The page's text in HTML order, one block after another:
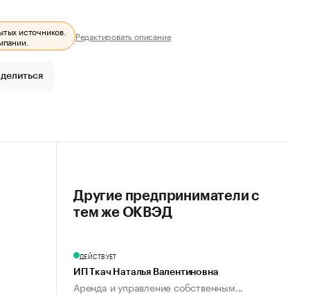
источников.
Редактировать описание
Другие предприниматели с
тем же ОКВЭД
ДЕЙСТВУЕТ
ИП Ткач Наталья Валентиновна
Аренда и управление собственным...